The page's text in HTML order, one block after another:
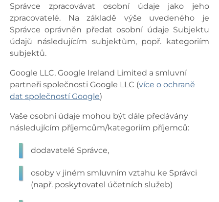
Správce zpracovávat osobní údaje jako jeho
zpracovatelé. Na základě výše uvedeného je
Správce oprávněn předat osobní údaje Subjektu
údajů následujícím subjektům, popř. kategoriím
subjektů.
Google LLC, Google Ireland Limited a smluvní
partneři společnosti Google LLC (více o ochraně
dat společností Google)
Vaše osobní údaje mohou být dále předávány
následujícím příjemcům/kategoriím příjemců:
dodavatelé Správce,
osoby v jiném smluvním vztahu ke Správci
(např. poskytovatel účetních služeb)